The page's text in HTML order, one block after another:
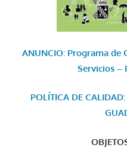
ANUNCIO: Programa de
Servicios –
POLÍTICA DE